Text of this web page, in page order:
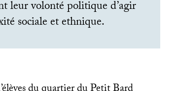
leur volonté politique d’agir
sociale et ethnique.